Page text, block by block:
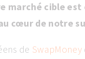
marché cible est
cœur de notre
de SwapMoney